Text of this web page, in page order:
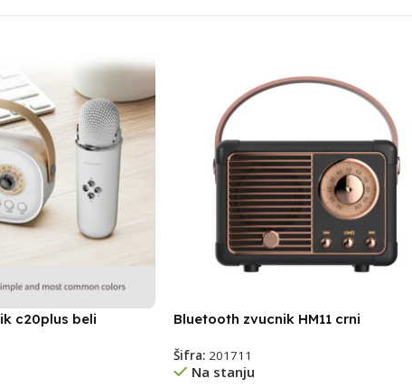
c20plus beli Bluetooth zvucnik HM11 crni
Šifra:201711
Na stanju